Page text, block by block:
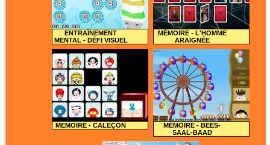
ENTRAÎNEMENT
MENTAL - DÉFI VISUEL
MÉMOIRE - L'HOMME
ARAIGNÉE
MÉMOIRE - CALEÇON
MÉMOIRE - BEES-
SAAL-BAAD